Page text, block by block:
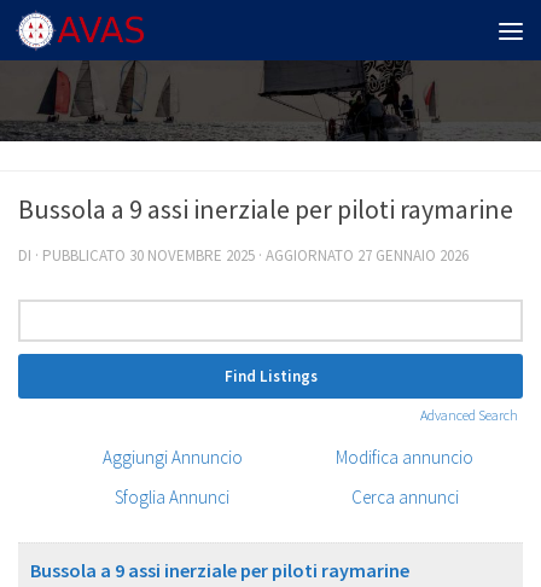
Salta al contenuto
Bussola a 9 assi inerziale per piloti raymarine
DI · PUBBLICATO 30 NOVEMBRE 2025 · AGGIORNATO 27 GENNAIO 2026
per:
Advanced Search
Aggiungi Annuncio
Modifica annuncio
Sfoglia Annunci
Cerca annunci
Bussola a 9 assi inerziale per piloti raymarine